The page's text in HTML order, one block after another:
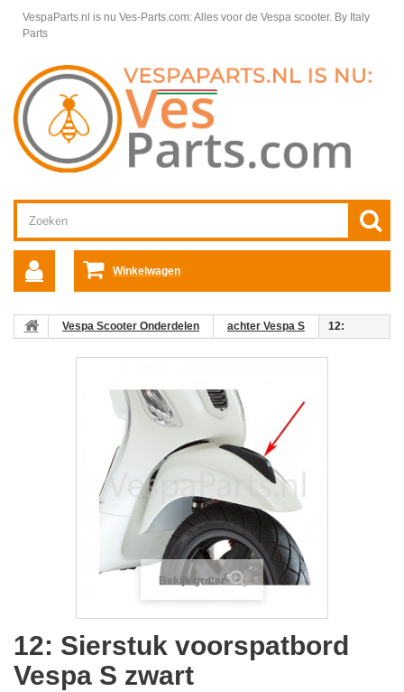
VespaParts.nl is nu Ves-Parts.com: Alles voor de Vespa scooter. By Italy
Parts
Winkelwagen
Vespa Scooter Onderdelen achter Vespa S
12:
Bekijk groter
12: Sierstuk voorspatbord
Vespa S zwart